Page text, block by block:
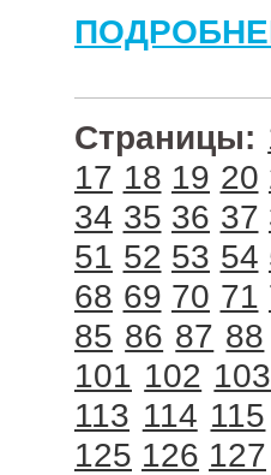
Страницы:
17 18 19 20
34 35 36 37
51 52 53 54
68 69 70 71
85 86 87 88
101 102 103
113 114 115
125 126 127